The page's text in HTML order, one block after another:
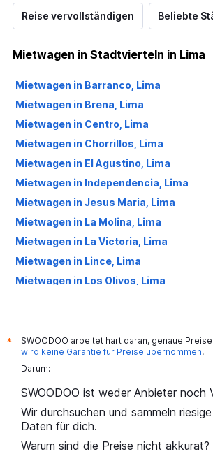
Reise vervollständigen Beliebte
Mietwagen in Stadtvierteln in Lima
Mietwagen in Barranco, Lima
Mietwagen in Brena, Lima
Mietwagen in Centro, Lima
Mietwagen in Chorrillos, Lima
Mietwagen in El Agustino, Lima
Mietwagen in Independencia, Lima
Mietwagen in Jesus Maria, Lima
Mietwagen in La Molina, Lima
Mietwagen in La Victoria, Lima
Mietwagen in Lince, Lima
Mietwagen in Los Olivos, Lima
Mietwagen in Pueblo Libre, Lima
Mietwagen in Puente Piedra, Lima
Mietwagen in San Borja, Lima
Mietwagen in San Isidro, Lima
*
SWOODOO arbeitet hart daran, genaue
wird keine Garantie für Preise übernommen.
Darum:
SWOODOO ist weder Anbieter noch
Wir durchsuchen und sammeln
Daten für dich.
Warum sind die Preise nicht akkurat?